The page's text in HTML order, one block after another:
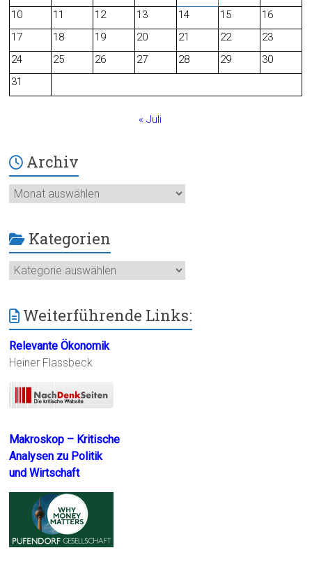
o
10
11 12 13 14 15
16
17
18 19 20 21 22
23
24
25 26 27 28 29
30
31
« Juli
Archiv
Archiv
Kategorien
Kategorien
Weiterführende Links:
Relevante Ökonomik
Heiner Flassbeck
Makroskop – Kritische
Analysen zu Politik
und Wirtschaft